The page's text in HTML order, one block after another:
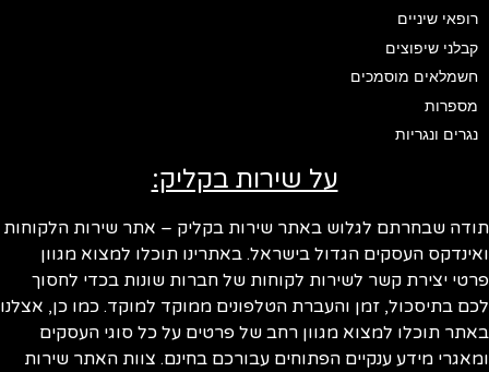
רופאי שיניים
קבלני שיפוצים
חשמלאים מוסמכים
מספרות
נגרים ונגריות
על שירות בקליק:
שבחרתם לגלוש באתר שירות בקליק – אתר שירות הלקוחות
העסקים הגדול בישראל. באתרינו תוכלו למצוא מגוון
יצירת קשר לשירות לקוחות של חברות שונות בכדי לחסוך
בתיסכול, זמן והעברת הטלפונים ממוקד למוקד. כמו כן, אצלנו
תוכלו למצוא מגוון רחב של פרטים על כל סוגי העסקים
מידע ענקיים הפתוחים עבורכם בחינם. צוות האתר שירות